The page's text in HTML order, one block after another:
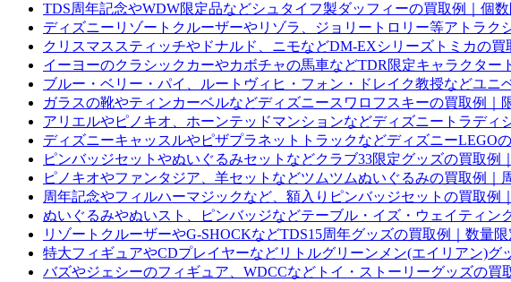
TDS周年記念やWDW限定品などシュタイフ製ダッフィーの買取例｜個数
ディズニーリゾートクルーザーやリゾラ、ジョリートロリー等アトラク
クリスマススティッチやドナルド、ニモなどDM-EXシリーズトミカの
イーヨーのクラシックカーやカボチャの馬車などTDR限定キャラクター
ブルー・ベリー・パイ、ルートヴィヒ・フォン・ドレイク教授などユ
ガラスの靴やティンカーベルなどディズニースワロフスキーの買取例｜
アリエルやピノキオ、ホーンテッドマンションなどディズニートラディ
ディズニーキャッスルやピザプラネットトラックなどディズニーLEGO
ピンバッジセットやぬいぐるみセットなどクラブ33限定グッズの買取例
ピノキオやファンタジア、羊セットなどツムツムぬいぐるみの買取例｜
周年記念やフィルハーマジックなど、額入りピンバッジセットの買取例
ぬいぐるみやぬいスト、ピンバッジなどテーブル・イズ・ウェイティン
リゾートクルーザーやG-SHOCKなどTDS15周年グッズの買取例｜数量
特大フィギュアやCDプレイヤーなどリトルグリーンメン(エイリアン)グ
バズやジェシーのフィギュア、WDCCなどトイ・ストーリーグッズの買